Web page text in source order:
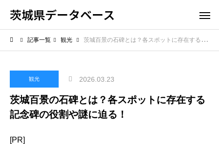
茨城県データベース
記事一覧 観光 茨城百景の石碑とは？各スポットに存在する記念碑の役割や謎に迫る！
観光 2026.03.23
茨城百景の石碑とは？各スポットに存在する
記念碑の役割や謎に迫る！
[PR]